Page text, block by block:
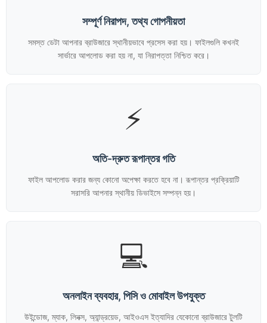
সম্পূর্ণ নিরাপদ, তথ্য গোপনীয়তা
সমস্ত ডেটা আপনার ব্রাউজারে স্থানীয়ভাবে প্রসেস করা হয়। ফাইলগুলি কখনই
সার্ভারে আপলোড করা হয় না, যা নিরাপত্তা নিশ্চিত করে।
⚡
অতি-দ্রুত রূপান্তর গতি
ফাইল আপলোড করার জন্য কোনো অপেক্ষা করতে হবে না। রূপান্তর প্রক্রিয়াটি
সরাসরি আপনার স্থানীয় ডিভাইসে সম্পন্ন হয়।
💻
অনলাইন ব্যবহার, পিসি ও মোবাইল উপযুক্ত
উইন্ডোজ, ম্যাক, লিনক্স, অ্যান্ড্রয়েড, আইওএস ইত্যাদির যেকোনো ব্রাউজারে টুলটি